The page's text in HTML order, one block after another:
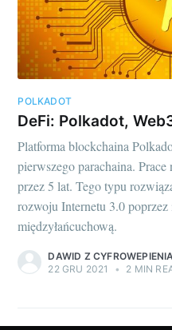
POLKADOT
DeFi: Polkadot,
Platforma blockchaina
pierwszego parachaina.
przez 5 lat. Tego typu
rozwoju Internetu 3.0
międzyłańcuchową.
DAWID Z
22 GRU 2021
• 2 MIN